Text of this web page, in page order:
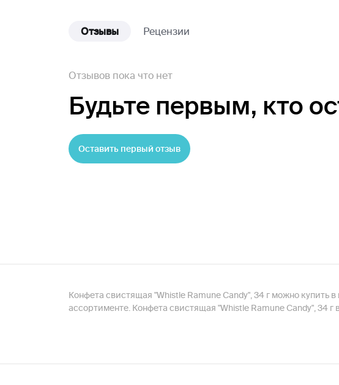
Отзывы Рецензии
Отзывов пока что нет
Будьте первым, кто
Оставить первый отзыв
Конфета свистящая "Whistle Ramunе Candy", 34 г можно
ассортименте. Конфета свистящая "Whistle Ramunе Candy", 34